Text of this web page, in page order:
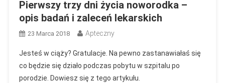
Pierwszy trzy dni życia noworodka –
opis badań i zaleceń lekarskich
23 Marca 2018 Apteczny
Jesteś w ciąży? Gratulacje. Na pewno zastanawiałaś się
co będzie się działo podczas pobytu w szpitalu po
porodzie. Dowiesz się z tego artykułu.